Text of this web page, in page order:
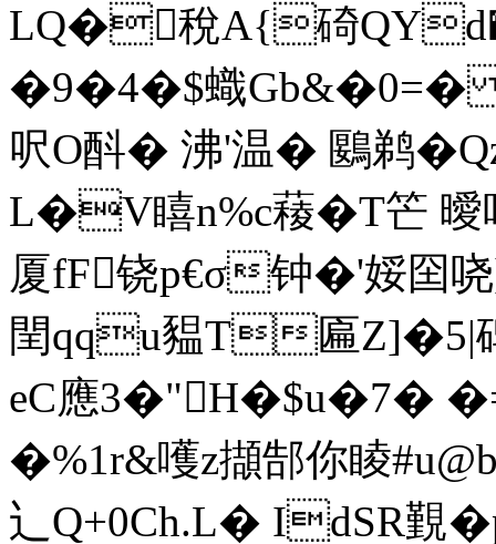
LQ�稅A{碕
�9�4�$蟙Gb&�0=�
呎O酙� 沸'温� 鶠鹈�
L�V瞦n%c薐� T笀 曖
厦fF铙p€σ钟�'娞
閏qqu豱T匾Z]�5|
eC應3�"H�$u�7�
�%1r&嚄z擷郜你睖
辶 Q+0Ch.L� IdSR覲